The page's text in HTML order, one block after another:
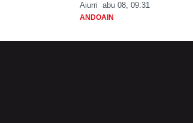
Aiurri abu 08, 09:31
ANDOAIN